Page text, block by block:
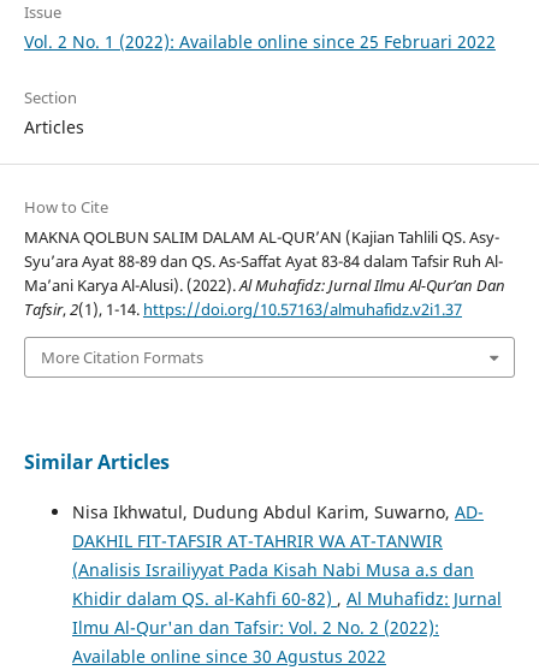
Issue
Vol. 2 No. 1 (2022): Available online since 25 Februari 2022
Section
Articles
How to Cite
MAKNA QOLBUN SALIM DALAM AL-QUR’AN (Kajian Tahlili QS. Asy-
Syu’ara Ayat 88-89 dan QS. As-Saffat Ayat 83-84 dalam Tafsir Ruh Al-
Ma’ani Karya Al-Alusi). (2022).Al Muhafidz: Jurnal Ilmu Al-Qur’an Dan
Tafsir,2(1), 1-14. https://doi.org/10.57163/almuhafidz.v2i1.37
More Citation Formats
Similar Articles
Nisa Ikhwatul, Dudung Abdul Karim, Suwarno, AD-
DAKHIL FIT-TAFSIR AT-TAHRIR WA AT-TANWIR
(Analisis Israiliyyat Pada Kisah Nabi Musa a.s dan
Khidir dalam QS. al-Kahfi 60-82) , Al Muhafidz: Jurnal
Ilmu Al-Qur'an dan Tafsir: Vol. 2 No. 2 (2022):
Available online since 30 Agustus 2022